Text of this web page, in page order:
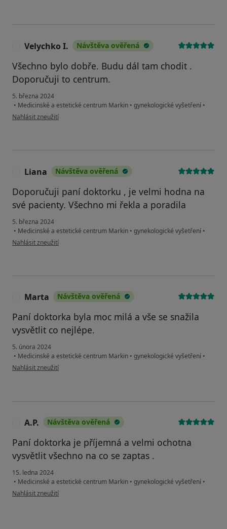
Velychko I. Návštěva ověřená
Všechno bylo dobře. Budu dál tam chodit .
Doporučuji to centrum.
5. března 2024
• Medicinské a estetické centrum Markin • gynekologické vyšetření •
podle názoru uživatele Velychko I.
Nahlásit zneužití
Liana Návštěva ověřená
Doporučuji paní doktorku , je velmi hodna na
své pacienty. Všechno mi řekla a poradila
5. března 2024
• Medicinské a estetické centrum Markin • gynekologické vyšetření •
podle názoru uživatele Liana
Nahlásit zneužití
Marta Návštěva ověřená
Paní doktorka byla moc milá a vše se snažila
vysvětlit co nejlépe.
5. února 2024
• Medicinské a estetické centrum Markin • gynekologické vyšetření •
podle názoru uživatele Marta
Nahlásit zneužití
A.P. Návštěva ověřená
Paní doktorka je příjemná a velmi ochotna
vysvětlit všechno na co se zaptas .
15. ledna 2024
• Medicinské a estetické centrum Markin • gynekologické vyšetření •
podle názoru uživatele A.P.
Nahlásit zneužití